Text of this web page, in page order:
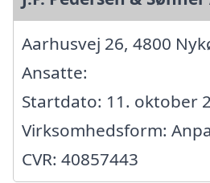
Aarhusvej 26, 4800
Ansatte:
Startdato: 11. oktober
Virksomhedsform:
CVR: 40857443